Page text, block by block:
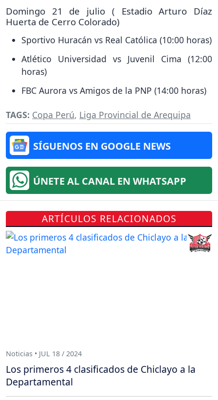
Domingo 21 de julio ( Estadio Arturo Díaz
Huerta de Cerro Colorado)
Sportivo Huracán vs Real Católica (10:00 horas)
Atlético Universidad vs Juvenil Cima (12:00
horas)
FBC Aurora vs Amigos de la PNP (14:00 horas)
TAGS: Copa Perú, Liga Provincial de Arequipa
SÍGUENOS EN GOOGLE NEWS
ÚNETE AL CANAL EN WHATSAPP
ARTÍCULOS RELACIONADOS
Noticias • JUL 18 / 2024
Los primeros 4 clasificados de Chiclayo a la
Departamental